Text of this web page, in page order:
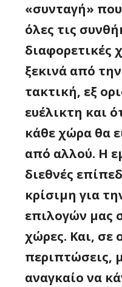
«συνταγή»
όλες τις
διαφορετικές
ξεκινά από
τακτική, εξ
ευέλικτη και
κάθε χώρα θα
από αλλού. Η
διεθνές
κρίσιμη για
επιλογών μας
χώρες. Και, σε
περιπτώσεις,
αναγκαίο να